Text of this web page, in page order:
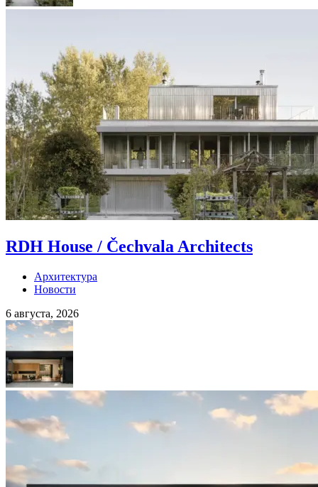
RDH House / Čechvala Architects
Архитектура
Новости
6 августа, 2026